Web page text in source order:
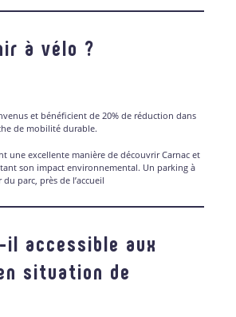
à vélo ?
et bénéficient de 20% de réduction dans
de mobilité durable.
une excellente manière de découvrir Carnac et
son impact environnemental. Un parking à
parc, près de l’accueil
accessible aux
situation de